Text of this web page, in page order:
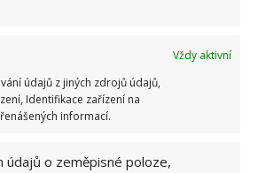
Vždy aktivní
údajů z jiných zdrojů údajů,
Identifikace zařízení na
informací.
údajů o zeměpisné poloze,